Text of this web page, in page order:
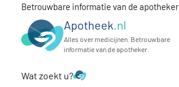
Betrouwbare informatie van de apotheker
Apotheek .nl
Alles over medicijnen. Betrouwbare
informatie van de apotheker.
Wat zoekt u?